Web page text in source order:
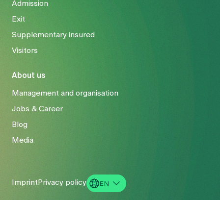
Admission
Exit
Supplementary insured
Visitors
About us
Management and organisation
Jobs & Career
Blog
Media
Imprint Privacy policy
EN